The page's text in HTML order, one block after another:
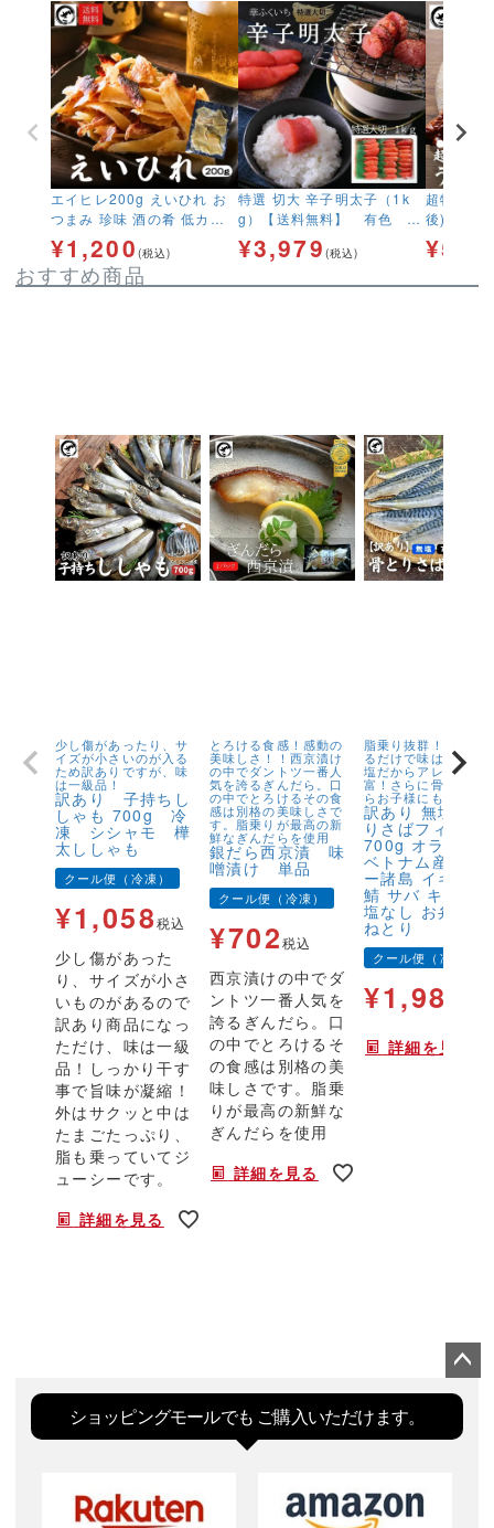
エイヒレ200g えいひれ お
つまみ 珍味 酒の肴 低カロ
リー コラーゲン 手土産 送
料無料 ネコポス便
¥1,200 (税込)
特選 切大 辛子明太子（1k
g）【送料無料】 有色 め
んたいこ メンタイコ
¥3,979 (税込)
超特大う
後) 2尾
うな丼
料無料】
¥
おすすめ商品
少し傷があったり、サ
イズが小さいのが入る
ため訳ありですが、味
は一級品！
訳あり 子持ちし
しゃも 700g 冷
凍 シシャモ 樺
太ししゃも
クール便（冷凍）
¥1,058税込
少し傷があった
り、サイズが小さ
いものがあるので
訳あり商品になっ
ただけ、味は一級
品！しっかり干す
事で旨味が凝縮！
外はサクッと中は
たまごたっぷり、
脂も乗っていてジ
ューシーです。
詳細を見る
とろける食感！感動の
美味しさ！！西京漬け
の中でダントツ一番人
気を誇るぎんだら。口
の中でとろけるその食
感は別格の美味しさで
す。脂乗りが最高の新
鮮なぎんだらを使用
銀だら西京漬 味
噌漬け 単品
クール便（冷凍）
¥702税込
西京漬けの中でダ
ントツ一番人気を
誇るぎんだら。口
の中でとろけるそ
の食感は別格の美
味しさです。脂乗
りが最高の新鮮な
ぎんだらを使用
詳細を見る
脂乗り抜群！キズが
るだけで味は1級品
塩だからアレンジが
富！さらに骨取りだ
らお子様にも安心！
訳あり 無塩 骨取
りさばフィーレ
700g オランダ
ベトナム産 フェ
ー諸島 イギリス
鯖 サバ キズ有
塩なし お弁当 ほ
ねとり
クール便（冷凍）
¥1,980
詳細を見る
ペー
ジト
ップ
ショッピングモールでも ご購入いただけます。